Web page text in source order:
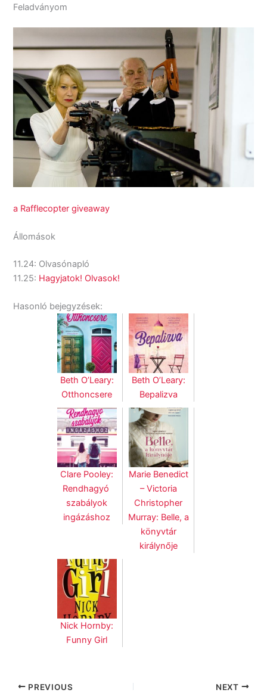
Feladványom
a Rafflecopter giveaway
Állomások
11.24: Olvasónapló
11.25: Hagyjatok! Olvasok!
Hasonló bejegyzések:
Beth O’Leary:
Otthoncsere
Beth O’Leary:
Bepalizva
Clare Pooley:
Rendhagyó ​
szabályok
ingázáshoz
Marie Benedict
– Victoria
Christopher
Murray: Belle, a
könyvtár
királynője
Nick Hornby:
Funny Girl
PREVIOUS NEXT